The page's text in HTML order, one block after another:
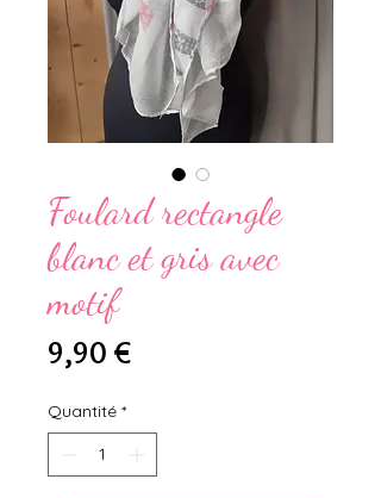
Foulard rectangle
blanc et gris avec
motif
9,90 €Prix
Quantité *